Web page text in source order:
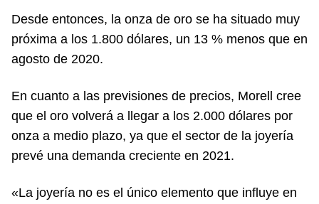
Desde entonces, la onza de oro se ha situado muy
próxima a los 1.800 dólares, un 13 % menos que en
agosto de 2020.
En cuanto a las previsiones de precios, Morell cree
que el oro volverá a llegar a los 2.000 dólares por
onza a medio plazo, ya que el sector de la joyería
prevé una demanda creciente en 2021.
«La joyería no es el único elemento que influye en